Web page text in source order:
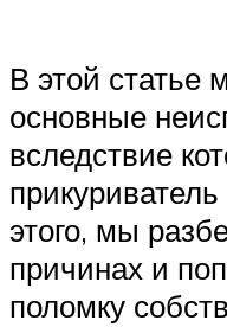
В этой статье
основные
вследствие
этого, мы
причинах и
поломку